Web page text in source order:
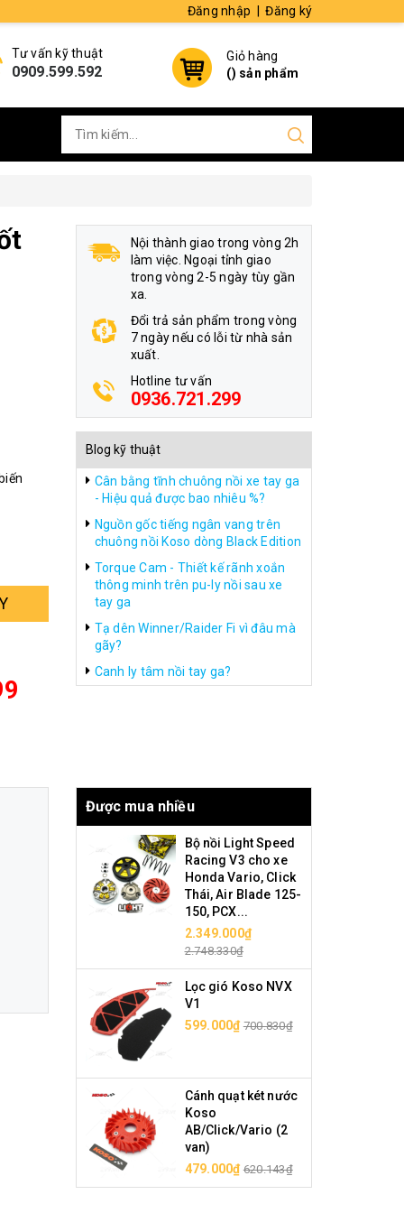
Đăng nhập Đăng ký
Tư vấn kỹ thuật
0909.599.592
Giỏ hàng
() sản phẩm
Nội thành giao trong vòng 2h
làm việc. Ngoại tỉnh giao
trong vòng 2-5 ngày tùy gần
xa.
Đổi trả sản phẩm trong vòng
7 ngày nếu có lỗi từ nhà sản
xuất.
Hotline tư vấn
0936.721.299
Blog kỹ thuật
Cân bằng tĩnh chuông nồi xe tay ga
- Hiệu quả được bao nhiêu %?
Nguồn gốc tiếng ngân vang trên
chuông nồi Koso dòng Black Edition
Torque Cam - Thiết kế rãnh xoắn
thông minh trên pu-ly nồi sau xe
tay ga
Tạ dên Winner/Raider Fi vì đâu mà
gãy?
Canh ly tâm nồi tay ga?
Được mua nhiều
Bộ nồi Light Speed
Racing V3 cho xe
Honda Vario, Click
Thái, Air Blade 125-
150, PCX...
2.349.000₫
2.748.330₫
Lọc gió Koso NVX
V1
599.000₫ 700.830₫
Cánh quạt két nước
Koso
AB/Click/Vario (2
van)
479.000₫ 620.143₫